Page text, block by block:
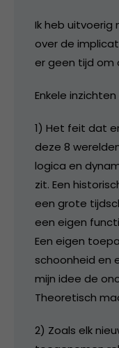
Ik heb uitvoerig
over de
er geen tijd om
Enkele inzichten
1) Het feit dat
deze 8
logica en
zit. Een
een grote
een eigen
Een eigen
schoonheid en
mijn idee de
Theoretisch
2) Zoals elk